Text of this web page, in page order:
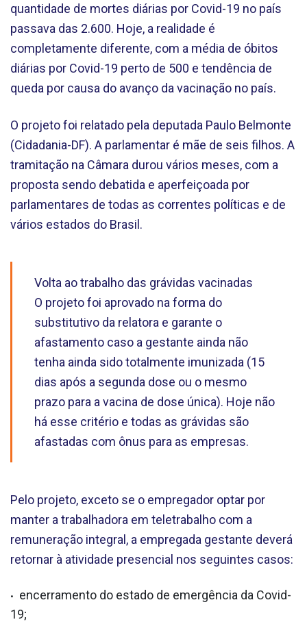
quantidade de mortes diárias por Covid-19 no país
passava das 2.600. Hoje, a realidade é
completamente diferente, com a média de óbitos
diárias por Covid-19 perto de 500 e tendência de
queda por causa do avanço da vacinação no país.
O projeto foi relatado pela deputada Paulo Belmonte
(Cidadania-DF). A parlamentar é mãe de seis filhos. A
tramitação na Câmara durou vários meses, com a
proposta sendo debatida e aperfeiçoada por
parlamentares de todas as correntes políticas e de
vários estados do Brasil.
Volta ao trabalho das grávidas vacinadas
O projeto foi aprovado na forma do
substitutivo da relatora e garante o
afastamento caso a gestante ainda não
tenha ainda sido totalmente imunizada (15
dias após a segunda dose ou o mesmo
prazo para a vacina de dose única). Hoje não
há esse critério e todas as grávidas são
afastadas com ônus para as empresas.
Pelo projeto, exceto se o empregador optar por
manter a trabalhadora em teletrabalho com a
remuneração integral, a empregada gestante deverá
retornar à atividade presencial nos seguintes casos:
encerramento do estado de emergência da Covid-
19;